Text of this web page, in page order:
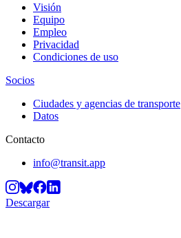
Visión
Equipo
Empleo
Privacidad
Condiciones de uso
Socios
Ciudades y agencias de transporte
Datos
Contacto
info@transit.app
Descargar